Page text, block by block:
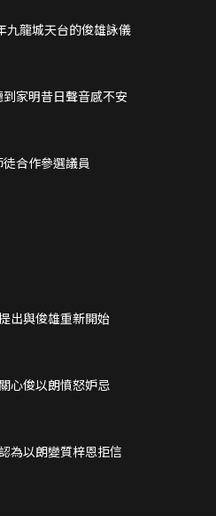
九龍城天台的俊雄詠儀
家明昔日聲音感不安
合作參選議員
出與俊雄重新開始
心俊以朗憤怒妒忌
為以朗變質梓恩拒信